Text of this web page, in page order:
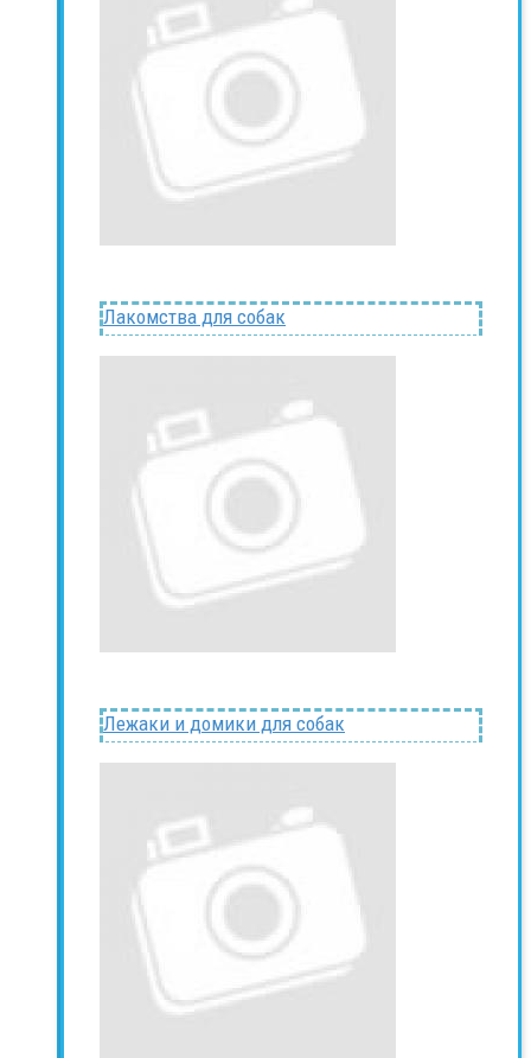
Лакомства для собак
Лежаки и домики для собак